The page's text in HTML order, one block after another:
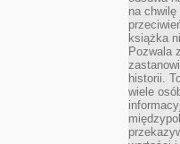
na
książka
Pozwala
historii.
wiele